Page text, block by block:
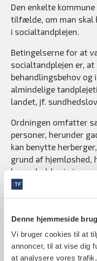
Denne hjemmeside
Vi bruger cookies til at
annoncer, til at vise dig
at analysere vores
Den enkelte
tilfælde, om man skal
i socialtandplejen.
Betingelserne for at
socialtandplejen er,
behandlingsbehov og
almindelige
landet, jf.
Ordningen omfatter
personer, herunder
kan benytte
grund af hjemløshed,
kan opholde sig i
Personer, der
kommunal
og som har ingen